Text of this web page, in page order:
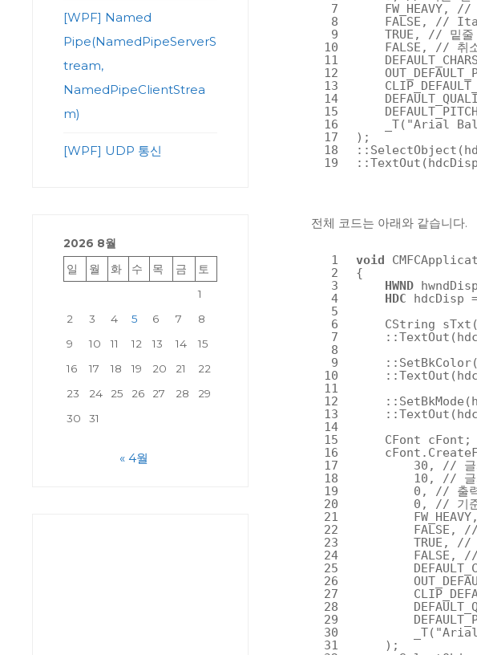
7
8
9
10
11
12
13
14
15
16
17
18
19
FW_HEAVY,
//
FALSE,
//
TRUE,
// 밑줄
FALSE,
// 취
_T( "Arial
);
전체 코드는 아래와 같습니다.
1
2
3
4
5
6
7
8
9
10
11
12
13
14
15
16
17
18
19
20
21
22
23
24
25
26
27
28
29
30
31
void
{
HWND
HDC
hdcDisp
CString
CFont cFont;
30,
// 글
10,
// 글
0,
// 출
0,
// 기
FALSE,
TRUE,
//
FALSE,
//
_T(
);
[WPF] Named
Pipe(NamedPipeServerS
tream,
NamedPipeClientStrea
m)
[WPF] UDP 통신
2026 8월
일 월 화 수 목 금
토
1
2
3 4 5 6 7
8
9
10 11 12 13 14
15
16
17 18 19 20 21
22
23
24 25 26 27 28
29
30
31
« 4월